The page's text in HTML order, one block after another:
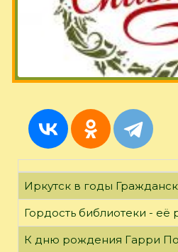
Иркутск в годы
Гордость библиотеки - её
К дню рождения Гарри